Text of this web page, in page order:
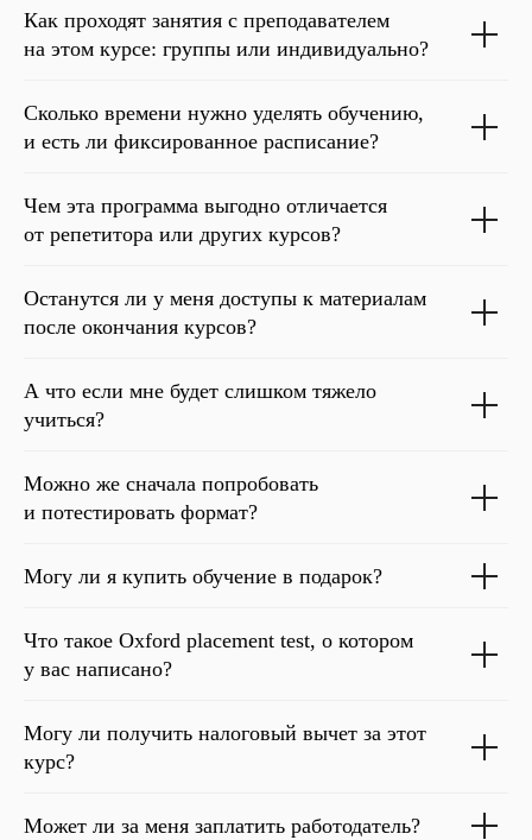
Как проходят занятия с преподавателем
на этом курсе: группы или индивидуально?
Сколько времени нужно уделять обучению,
и есть ли фиксированное расписание?
Чем эта программа выгодно отличается
от репетитора или других курсов?
Останутся ли у меня доступы к материалам
после окончания курсов?
А что если мне будет слишком тяжело
учиться?
Можно же сначала попробовать
и потестировать формат?
Могу ли я купить обучение в подарок?
Что такое Oxford placement test, о котором
у вас написано?
Могу ли получить налоговый вычет за этот
курс?
Может ли за меня заплатить работодатель?